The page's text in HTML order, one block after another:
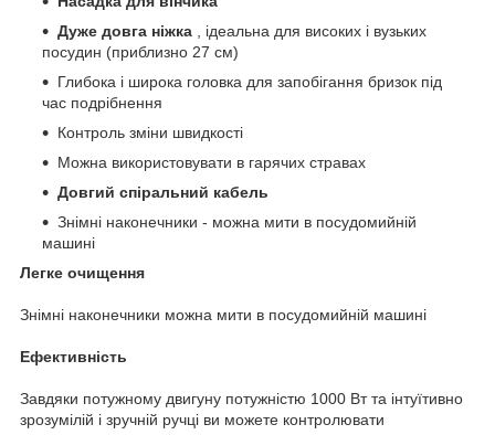
Дуже довга ніжка , ідеальна для високих і вузьких
посудин (приблизно 27 см)
Глибока і широка головка для запобігання бризок під
час подрібнення
Контроль зміни швидкості
Можна використовувати в гарячих стравах
Довгий спіральний кабель
Знімні наконечники - можна мити в посудомийній
машині
Легке очищення
Знімні наконечники можна мити в посудомийній машині
Ефективність
Завдяки потужному двигуну потужністю 1000 Вт та інтуїтивно
зрозумілій і зручній ручці ви можете контролювати